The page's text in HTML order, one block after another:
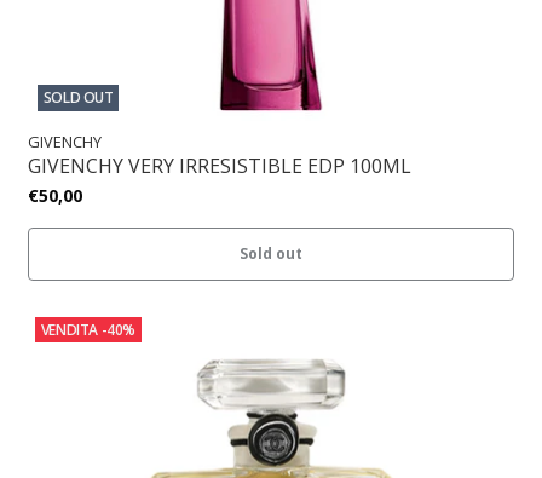
SOLD OUT
GIVENCHY
GIVENCHY VERY IRRESISTIBLE EDP 100ML
€50,00
Sold out
VENDITA -40%